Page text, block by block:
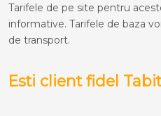
Tarifele de pe site pentru
informative. Tarifele de baza
de transport.
Esti client fidel